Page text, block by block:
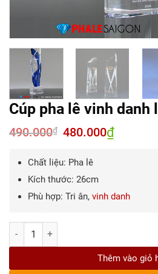
Cúp pha lê vinh danh
490.000₫
Giá
gốc
480.000₫Giá
Chất liệu: Pha lê
Kích thước: 26cm
Phù hợp: Tri ân, vinh danh
Số lượng
Thêm vào giỏ